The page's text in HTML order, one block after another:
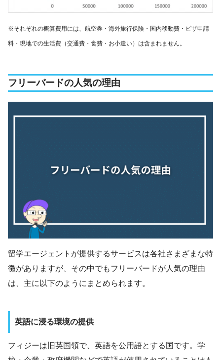
※それぞれの概算費用には、航空券・海外旅行保険・国内移動費・ビザ申請
料・現地での生活費（交通費・食費・お小遣い）は含まれません。
フリーバードの人気の理由
留学エージェントが提供するサービスは各社さまざまな特
徴がありますが、その中でもフリーバードが人気の理由
は、主に以下のようにまとめられます。
英語に浸る環境の提供
フィジーは旧英国領で、英語を公用語とする国です。学